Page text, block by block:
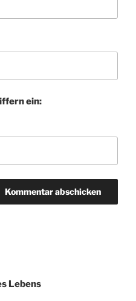
ein:
Lebens